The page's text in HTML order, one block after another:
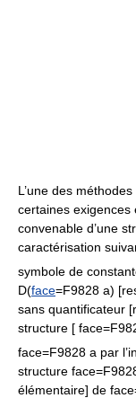
L’une des
certaines exigences
convenable d’une
caractérisation
symbole de
D(face=F9828 a)
sans quantificateur
structure [
face=F9828 a par
structure
élémentaire] de